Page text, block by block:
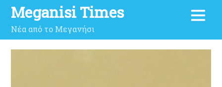
Meganisi Times
Νέα από το Μεγανήσι